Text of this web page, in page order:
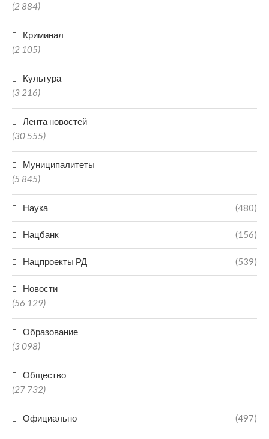
(2 884)
Криминал
(2 105)
Культура
(3 216)
Лента новостей
(30 555)
Муниципалитеты
(5 845)
Наука (480)
Нацбанк (156)
Нацпроекты РД (539)
Новости
(56 129)
Образование
(3 098)
Общество
(27 732)
Официально (497)